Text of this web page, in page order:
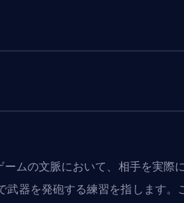
ームの文脈において、相手を実際
武器を発砲する練習を指します。